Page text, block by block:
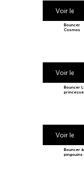
Voir le
Bouncer
Cosmos
Voir le
Bouncer
princesse
Voir le
Bouncer à
pingouins